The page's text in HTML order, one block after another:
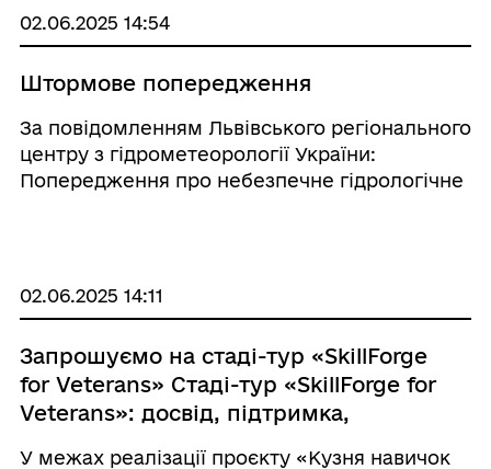
роботодавцям ...
02.06.2025 14:54
Штормове попередження
За повідомленням Львівського регіонального
центру з гідрометеорології України:
Попередження про небезпечне гідрологічне
02.06.2025 14:11
Запрошуємо на стаді-тур «SkillForge
for Veterans» Стаді-тур «SkillForge for
Veterans»: досвід, підтримка,
У межах реалізації проєкту «Кузня навичок